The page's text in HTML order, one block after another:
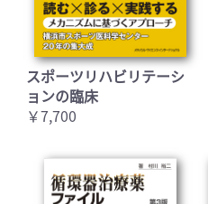
スポーツリハビリテーシ
ョンの臨床
￥7,700